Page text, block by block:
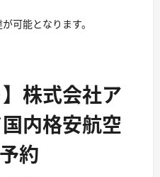
可能となります。
】株式会社ア
内格安航空
約